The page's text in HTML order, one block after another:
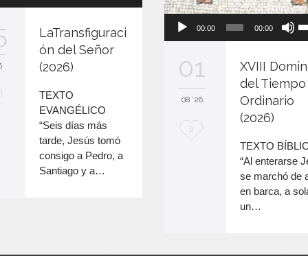
de
flecha
o
disminuir
el
volumen.
LaTransfiguraci
ón del Señor
(2026)
TEXTO
EVANGÉLICO
“Seis días más
tarde, Jesús tomó
consigo a Pedro, a
Santiago y a…
Reproductor
00:00 00:00
o
01
08 '26
M
0
XVIII
del Tiempo
Ordinario
(2026)
TEXTO
“Al enterarse
se marchó de
en barca, a
un…